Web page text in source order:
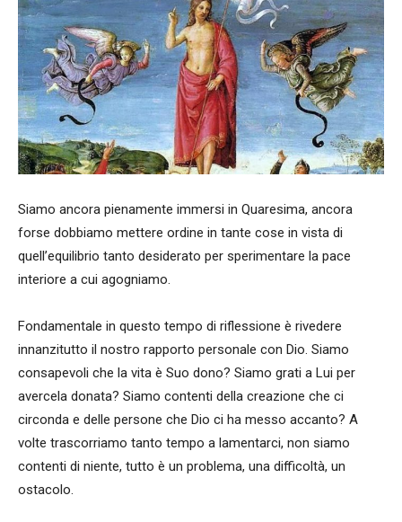
Siamo ancora pienamente immersi in Quaresima, ancora
forse dobbiamo mettere ordine in tante cose in vista di
quell’equilibrio tanto desiderato per sperimentare la pace
interiore a cui agogniamo.
Fondamentale in questo tempo di riflessione è rivedere
innanzitutto il nostro rapporto personale con Dio. Siamo
consapevoli che la vita è Suo dono? Siamo grati a Lui per
avercela donata? Siamo contenti della creazione che ci
circonda e delle persone che Dio ci ha messo accanto? A
volte trascorriamo tanto tempo a lamentarci, non siamo
contenti di niente, tutto è un problema, una difficoltà, un
ostacolo.